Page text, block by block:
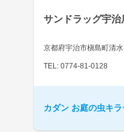
サンドラッグ宇治
京都府宇治市槇島町清
TEL: 0774-81-0128
カダン お庭の虫キ